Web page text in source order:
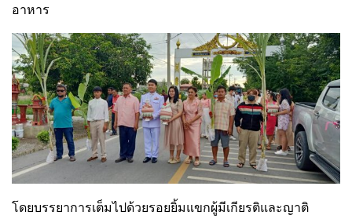
อาหาร
โดยบรรยาการเต็มไปด้วยรอยยิ้มแขกผู้มีเกียรติและญาติ